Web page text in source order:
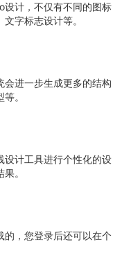
设计，不仅有不同的图标
字标志设计等。
进一步生成更多的结构
。
设计工具进行个性化的设
。
，您登录后还可以在个